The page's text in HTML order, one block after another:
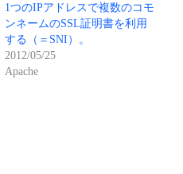
1つのIPアドレスで複数のコモ
ンネームのSSL証明書を利用
する（＝SNI）。
2012/05/25
Apache